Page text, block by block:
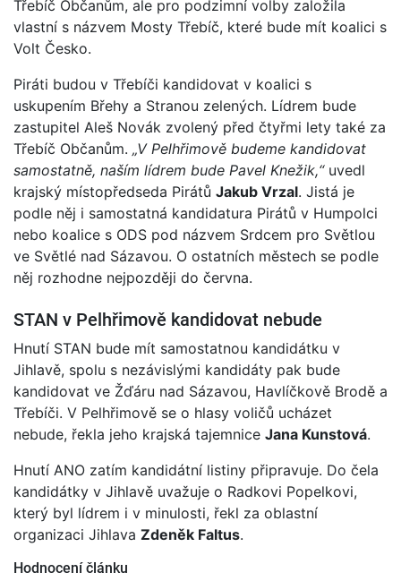
Třebíč Občanům, ale pro podzimní volby založila
vlastní s názvem Mosty Třebíč, které bude mít koalici s
Volt Česko.
Piráti budou v Třebíči kandidovat v koalici s
uskupením Břehy a Stranou zelených. Lídrem bude
zastupitel Aleš Novák zvolený před čtyřmi lety také za
Třebíč Občanům. „V Pelhřimově budeme kandidovat
samostatně, naším lídrem bude Pavel Knežik,“uvedl
krajský místopředseda Pirátů Jakub Vrzal. Jistá je
podle něj i samostatná kandidatura Pirátů v Humpolci
nebo koalice s ODS pod názvem Srdcem pro Světlou
ve Světlé nad Sázavou. O ostatních městech se podle
něj rozhodne nejpozději do června.
STAN v Pelhřimově kandidovat nebude
Hnutí STAN bude mít samostatnou kandidátku v
Jihlavě, spolu s nezávislými kandidáty pak bude
kandidovat ve Žďáru nad Sázavou, Havlíčkově Brodě a
Třebíči. V Pelhřimově se o hlasy voličů ucházet
nebude, řekla jeho krajská tajemnice Jana Kunstová.
Hnutí ANO zatím kandidátní listiny připravuje. Do čela
kandidátky v Jihlavě uvažuje o Radkovi Popelkovi,
který byl lídrem i v minulosti, řekl za oblastní
organizaci Jihlava Zdeněk Faltus.
Hodnocení článku